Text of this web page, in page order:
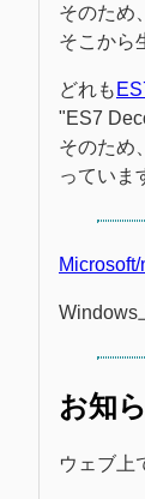
そのため
そこから
どれも
"ES7
そのため
っていま
Windows
お知
ウェブ上